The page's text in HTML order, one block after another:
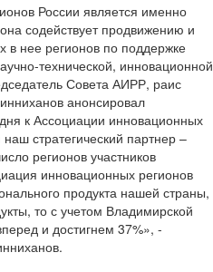
России является именно
содействует продвижению и
в нее регионов по поддержке
технической, инновационной
Совета АИРР, раис
анонсировал
к Ассоциации инновационных
стратегический партнер –
регионов участников
инновационных регионов
продукта нашей страны,
то с учетом Владимирской
и достигнем 37%», -